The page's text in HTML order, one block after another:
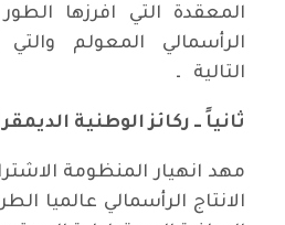
المعقدة التي افرزها
الرأسمالي المعولم
التالية ـ
ثانياً ــ ركائز الوطنية
مهد انهيار المنظومة
الانتاج الرأسمالي عالميا